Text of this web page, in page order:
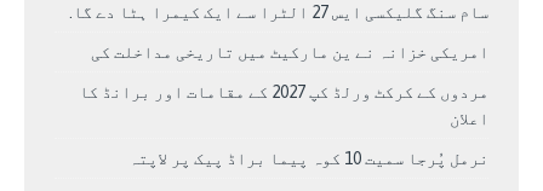
سام سنگ گلیکسی ایس 27 الٹرا سے ایک کیمرا ہٹا دے گا.
امریکی خزانہ نے ین مارکیٹ میں تاریخی مداخلت کی
مردوں کے کرکٹ ورلڈ کپ 2027 کے مقامات اور برانڈ کا
اعلان
نرمل پُرجا سمیت 10 کوہ پیما براڈ پیک پر لاپتہ